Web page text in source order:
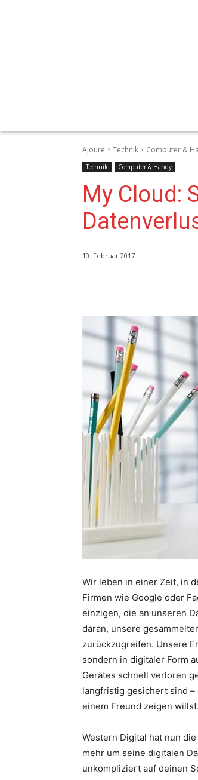
Ajoure Technik Computer &
Technik Computer & Handy
My Cloud:
10. Februar 2017
Wir leben in einer Zeit, in
Firmen wie Google oder
einzigen, die an unseren
daran, unsere
zurückzugreifen. Unsere
sondern in digitaler Form
Gerätes schnell verloren
langfristig gesichert sind
einem Freund zeigen willst.
Western Digital hat nun
mehr um seine digitalen
unkompliziert auf deinen